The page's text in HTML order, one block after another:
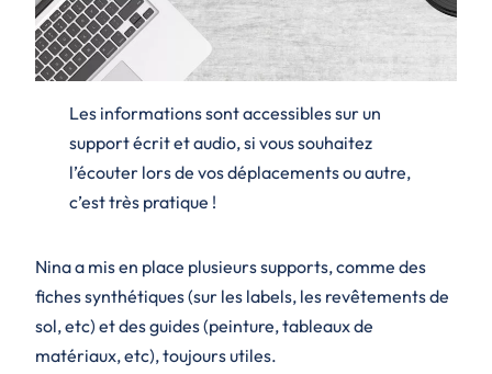
Les informations sont accessibles sur un
support écrit et audio, si vous souhaitez
l’écouter lors de vos déplacements ou autre,
c’est très pratique !
Nina a mis en place plusieurs supports, comme des
fiches synthétiques (sur les labels, les revêtements de
sol, etc) et des guides (peinture, tableaux de
matériaux, etc), toujours utiles.